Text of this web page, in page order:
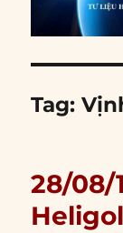
Tag:
28/08/